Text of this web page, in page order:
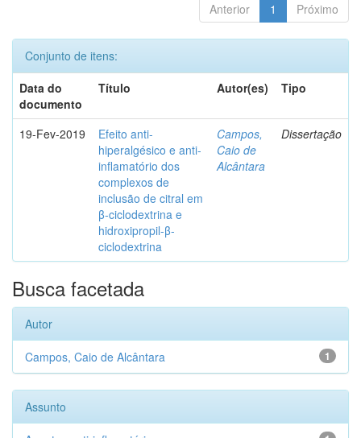
Anterior 1 Próximo
Conjunto de itens:
Data do
documento
Título Autor(es) Tipo
19-Fev-2019
Efeito anti-
hiperalgésico e anti-
inflamatório dos
complexos de
inclusão de citral em
β-ciclodextrina e
hidroxipropil-β-
ciclodextrina
Campos,
Caio de
Alcântara
Dissertação
Busca facetada
Autor
1
Campos, Caio de Alcântara
Assunto